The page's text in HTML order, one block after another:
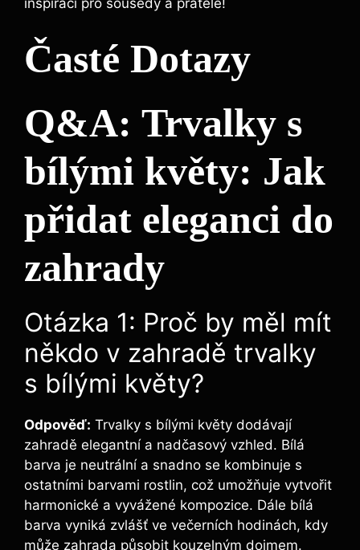
inspirací pro sousedy ‌a přátele!
Časté Dotazy
Q&A: Trvalky s
bílými ⁣květy: Jak
přidat eleganci do
zahrady
Otázka 1: Proč by‍ měl mít
​někdo v zahradě trvalky
s bílými květy?
Odpověď: Trvalky s⁤ bílými květy ‍dodávají
zahradě elegantní a nadčasový vzhled.‌ Bílá⁤
barva je neutrální a snadno se kombinuje⁢ s
⁢ostatními barvami rostlin, což ‍umožňuje vytvořit
harmonické a⁤ vyvážené kompozice.‌ Dále bílá
barva vyniká zvlášť ve večerních hodinách, ⁢kdy⁢
může⁢ zahrada⁢ působit kouzelným dojmem.